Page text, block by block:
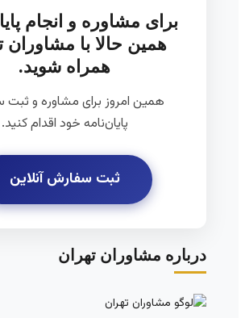
برای مشاوره و انجام
همین حالا با مشاوران
همراه شوید.
همین امروز برای مشاوره و
پایان‌نامه خود اقدام کنید.
ثبت سفارش آنلاین
درباره مشاوران تهران